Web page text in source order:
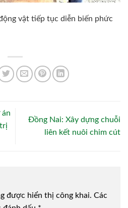
vật tiếp tục diễn biến phức
án
Đồng Nai: Xây dựng chuỗi
liên kết nuôi chim cút
được hiển thị công khai. Các